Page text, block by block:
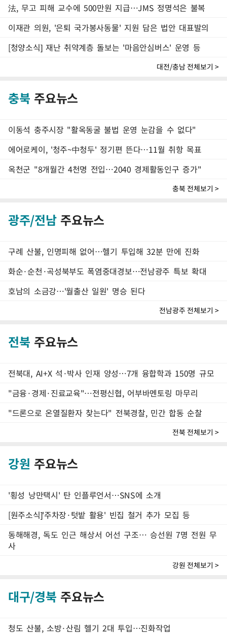
法, 무고 피해 교수에 500만원 지급…JMS 정명석은 불복
이재관 의원, '은퇴 국가봉사동물' 지원 담은 법안 대표발의
[청양소식] 재난 취약계층 돌보는 '마음안심버스' 운영 등
대전/충남 전체보기 >
충북 주요뉴스
이동석 충주시장 "활옥동굴 불법 운영 눈감을 수 없다"
에어로케이, '청주~中청두' 정기편 뜬다…11월 취항 목표
옥천군 "8개월간 4천명 전입…2040 경제활동인구 증가"
충북 전체보기 >
광주/전남주요뉴스
구례 산불, 인명피해 없어…헬기 투입해 32분 만에 진화
화순·순천·곡성북부도 폭염중대경보…전남광주 특보 확대
호남의 소금강…'월출산 일원' 명승 된다
전남광주 전체보기 >
전북 주요뉴스
전북대, AI+X 석·박사 인재 양성…7개 융합학과 150명 규모
"금융·경제·진료교육"…전평신협, 어부바멘토링 마무리
"드론으로 온열질환자 찾는다" 전북경찰, 민간 합동 순찰
전북 전체보기 >
강원 주요뉴스
'횡성 낭만택시' 탄 인플루언서…SNS에 소개
[원주소식]'주차장·텃밭 활용' 빈집 철거 추가 모집 등
동해해경, 독도 인근 해상서 어선 구조… 승선원 7명 전원 무
사
강원 전체보기 >
대구/경북 주요뉴스
청도 산불, 소방·산림 헬기 2대 투입…진화작업